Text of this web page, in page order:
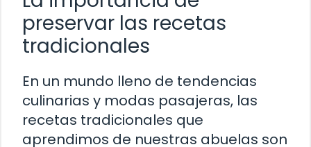
preservar las recetas
tradicionales
En un mundo lleno de tendencias
culinarias y modas pasajeras, las
recetas tradicionales que
aprendimos de nuestras abuelas son